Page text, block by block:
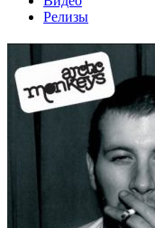
Релизы